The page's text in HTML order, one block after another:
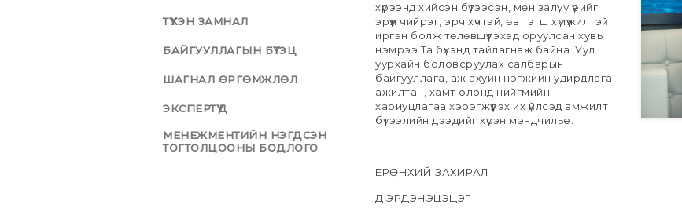
ТҮҮХЭН ЗАМНАЛ
БАЙГУУЛЛАГЫН БҮТЭЦ
ШАГНАЛ ӨРГӨМЖЛӨЛ
ЭКСПЕРТҮҮД
МЕНЕЖМЕНТИЙН НЭГДСЭН
ТОГТОЛЦООНЫ БОДЛОГО
хүрээнд хийсэн бүтээсэн, мөн залуу үеийг
эрүүл чийрэг, эрч хүчтэй, өв тэгш хүмүүжилтэй
иргэн болж төлөвшүүлэхэд оруулсан хувь
нэмрээ Та бүхэнд тайлагнаж байна. Уул
уурхайн боловсруулах салбарын
байгууллага, аж ахуйн нэгжийн удирдлага,
ажилтан, хамт олонд нийгмийн
хариуцлагаа хэрэгжүүлэх их үйлсэд амжилт
бүтээлийн дээдийг хүсэн мэндчилье.
ЕРӨНХИЙ ЗАХИРАЛ
Д.ЭРДЭНЭЦЭЦЭГ